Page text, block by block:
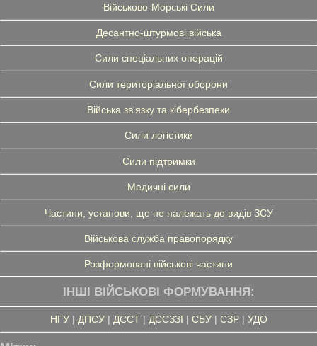
Військово-Морські Сили
Десантно-штурмові війська
Сили спеціальних операцій
Сили територіальної оборони
Війська зв'язку та кібербезпеки
Сили логістики
Сили підтримки
Медичні сили
Частини, установи, що не належать до видів ЗСУ
Військова служба правопорядку
Розформовані військові частини
ІНШІ ВІЙСЬКОВІ ФОРМУВАННЯ:
НГУ| ДПСУ| ДССТ| ДССЗЗІ | СБУ| СЗР| УДО